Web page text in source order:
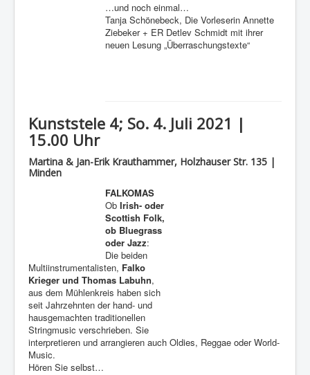
…und noch einmal…
Tanja Schönebeck, Die Vorleserin Annette
Ziebeker + ER Detlev Schmidt mit ihrer
neuen Lesung „Überraschungstexte“
Kunststele 4; So. 4. Juli 2021 |
15.00 Uhr
Martina & Jan-Erik Krauthammer, Holzhauser Str. 135 |
Minden
FALKOMAS
Ob Irish- oder
Scottish Folk,
ob Bluegrass
oder Jazz:
Die beiden
Multiinstrumentalisten, Falko
Krieger und Thomas Labuhn,
aus dem Mühlenkreis haben sich
seit Jahrzehnten der hand- und
hausgemachten traditionellen
Stringmusic verschrieben. Sie
interpretieren und arrangieren auch Oldies, Reggae oder World-
Music.
Hören Sie selbst…